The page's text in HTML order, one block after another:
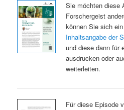
Sie möchten diese
Forschergeist
können Sie sich
Inhaltsangabe der
und diese dann für
ausdrucken oder
weiterleiten.
Für diese Episode